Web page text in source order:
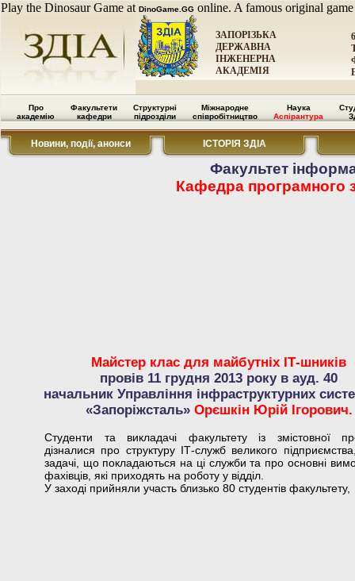
Play the Dinosaur Game at DinoGame.GG online. A famous original
ЗАПОРІЗЬКА
ДЕРЖАВНА
ІНЖЕНЕРНА
АКАДЕМІЯ
Про
академію
Факультети
кафедри
Структурні
підрозділи
Міжнародне
співробітництво
Наука
Аспірантура
Новини, події, анонси ІСТОРІЯ ЗДІА
Факультет
Кафедра програмного
Майстер клас для майбутніх ІТ-шників
провів 11 грудня 2013 року в ауд. 40
начальник Управління інфраструктурних
«Запоріжсталь» Орєшкін Юрій Ігорович.
Студенти та викладачі факультету із змістовної
дізналися про структуру ІТ-служб великого
задачі, що покладаються на ці служби та про основні
фахівців, які приходять на роботу у відділ.
У заході прийняли участь близько 80 студентів факультету,